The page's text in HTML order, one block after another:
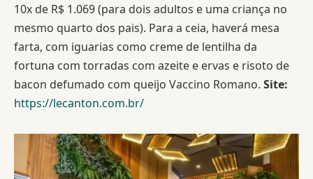
10x de R$ 1.069 (para dois adultos e uma criança no
mesmo quarto dos pais). Para a ceia, haverá mesa
farta, com iguarias como creme de lentilha da
fortuna com torradas com azeite e ervas e risoto de
bacon defumado com queijo Vaccino Romano. Site:
https://lecanton.com.br/